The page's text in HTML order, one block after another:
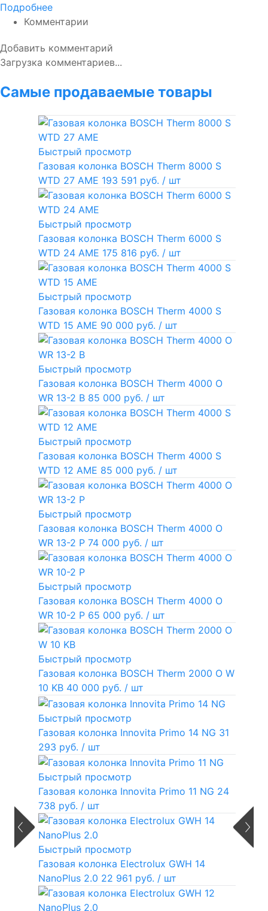
Подробнее
Комментарии
Добавить комментарий
Загрузка комментариев...
Самые продаваемые товары
Быстрый просмотр
Газовая колонка BOSCH Therm 8000 S
WTD 27 AME 193 591 руб. / шт
Быстрый просмотр
Газовая колонка BOSCH Therm 6000 S
WTD 24 AME 175 816 руб. / шт
Быстрый просмотр
Газовая колонка BOSCH Therm 4000 S
WTD 15 AME 90 000 руб. / шт
Быстрый просмотр
Газовая колонка BOSCH Therm 4000 O
WR 13-2 В 85 000 руб. / шт
Быстрый просмотр
Газовая колонка BOSCH Therm 4000 S
WTD 12 AME 85 000 руб. / шт
Быстрый просмотр
Газовая колонка BOSCH Therm 4000 O
WR 13-2 P 74 000 руб. / шт
Быстрый просмотр
Газовая колонка BOSCH Therm 4000 O
WR 10-2 P 65 000 руб. / шт
Быстрый просмотр
Газовая колонка BOSCH Therm 2000 O W
10 KB 40 000 руб. / шт
Быстрый просмотр
Газовая колонка Innovita Primo 14 NG 31
293 руб. / шт
Быстрый просмотр
Газовая колонка Innovita Primo 11 NG 24
738 руб. / шт
Быстрый просмотр
Газовая колонка Electrolux GWH 14
NanoPlus 2.0 22 961 руб. / шт